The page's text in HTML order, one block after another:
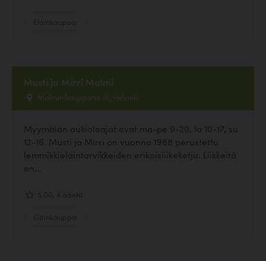
Musti ja Mirri Malmi
Malmin kauppatie 18, Helsinki
Myymälän aukioloajat ovat ma-pe 9-20, la 10-17, su
12-16. Musti ja Mirri on vuonna 1988 perustettu
lemmikkieläintarvikkeiden erikoisliikeketju. Liikkeitä
on...